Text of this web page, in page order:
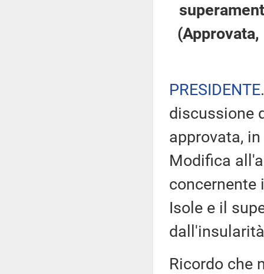
PRESIDENTE
discussione
approvata,
Modifica
concernente
Isole e il
Ricordo che